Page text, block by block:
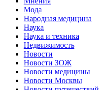
Мода
Народная медицина
Наука
Наука и техника
Недвижимость
Новости
Новости ЗОЖ
Новости медицины
Новости Москвы